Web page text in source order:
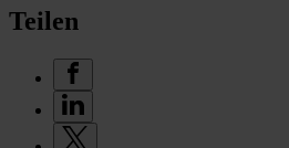
Teilen